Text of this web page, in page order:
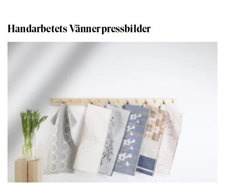
Handarbetets Vänner pressbilder